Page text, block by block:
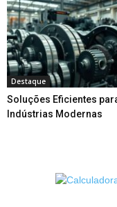
Destaque
Soluções Eficientes
Indústrias Modernas